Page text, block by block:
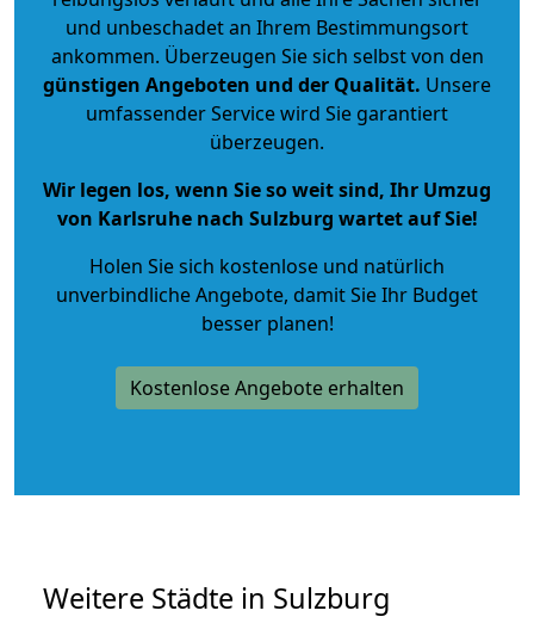
und unbeschadet an Ihrem Bestimmungsort
ankommen. Überzeugen Sie sich selbst von den
günstigen Angeboten und der Qualität. Unsere
umfassender Service wird Sie garantiert
überzeugen.
Wir legen los, wenn Sie so weit sind, Ihr Umzug
von Karlsruhe nach Sulzburg wartet auf Sie!
Holen Sie sich kostenlose und natürlich
unverbindliche Angebote, damit Sie Ihr Budget
besser planen!
Kostenlose Angebote erhalten
Weitere Städte in Sulzburg